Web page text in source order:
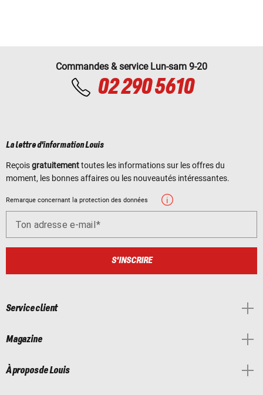
Commandes & service Lun-sam 9-20
02 290 5610
La lettre d'information Louis
Reçoisgratuitementtoutes les informations sur les offres du
moment, les bonnes affaires ou les nouveautés intéressantes.
Remarque concernant la protection des données
Ton adresse e-mail
S'INSCRIRE
Service client
Magazine
À propos de Louis